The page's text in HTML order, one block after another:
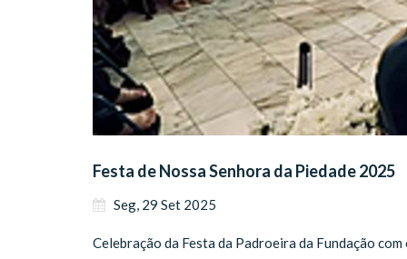
Festa de Nossa Senhora da Piedade 2025
Seg, 29 Set 2025
Celebração da Festa da Padroeira da Fundação